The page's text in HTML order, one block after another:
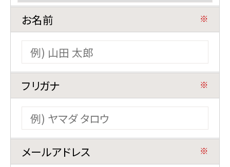
公式サイトが1番お得
宿泊
チェックイン
宿泊数
お名前 ※
フリガナ ※
メールアドレス ※